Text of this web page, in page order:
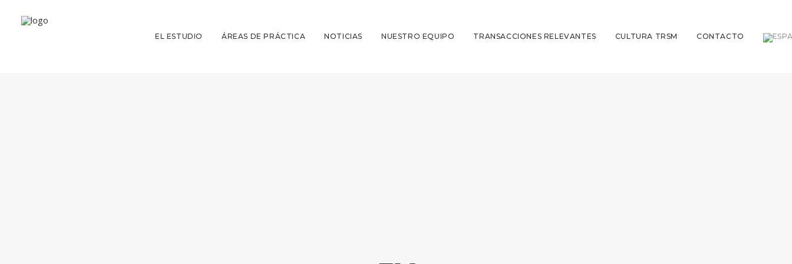
EL ESTUDIO ÁREAS DE PRÁCTICA NOTICIAS NUESTRO EQUIPO TRANSACCIONES RELEVANTES CULTURA TRSM CONTACTO